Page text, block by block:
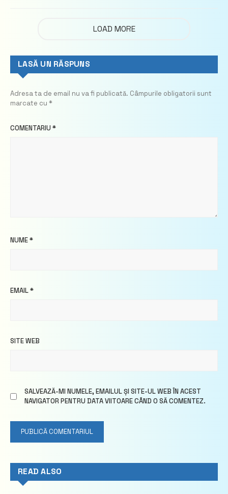
LOAD MORE
LASĂ UN RĂSPUNS
Adresa ta de email nu va fi publicată. Câmpurile obligatorii sunt
marcate cu *
COMENTARIU *
NUME*
EMAIL*
SITE WEB
SALVEAZĂ-MI NUMELE, EMAILUL ȘI SITE-UL WEB ÎN ACEST
NAVIGATOR PENTRU DATA VIITOARE CÂND O SĂ COMENTEZ.
READ ALSO